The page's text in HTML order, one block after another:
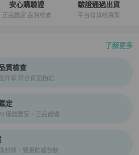
安心購驗證
正品鑑定 品質檢查
驗證通過出貨
平台發貨給買家
了解更多
、安心購檢驗流程介紹
質檢查
件等 符合頁面描述
定
儀器鑑定、正品證書
封條、雙重防護包裝